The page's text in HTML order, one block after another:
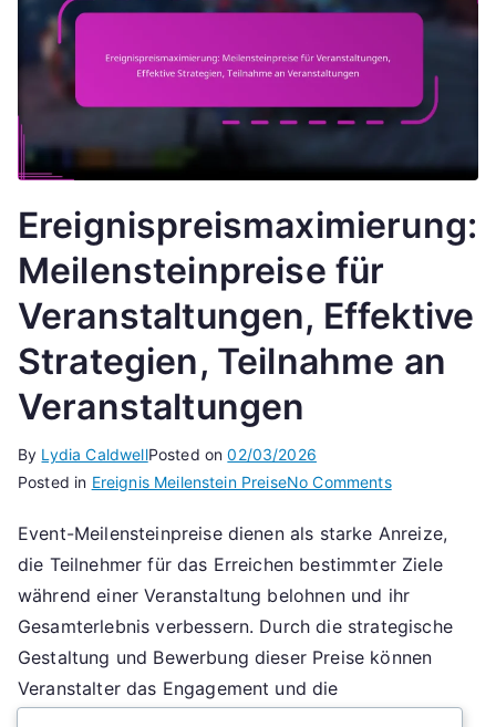
Ereignispreismaximierung:
Meilensteinpreise für
Veranstaltungen, Effektive
Strategien, Teilnahme an
Veranstaltungen
By Lydia CaldwellPosted on02/03/2026
Posted in Ereignis Meilenstein PreiseNo Commentson
für
Effektive
Event-Meilensteinpreise dienen als starke Anreize,
die Teilnehmer für das Erreichen bestimmter Ziele
während einer Veranstaltung belohnen und ihr
Gesamterlebnis verbessern. Durch die strategische
Gestaltung und Bewerbung dieser Preise können
Veranstalter das Engagement und die